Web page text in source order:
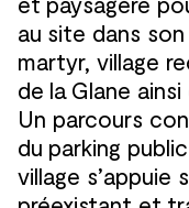
au site dans
martyr, village
de la Glane
Un parcours
du parking
village s’appuie